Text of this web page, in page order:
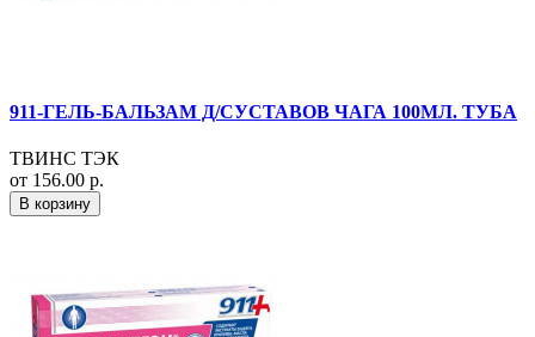
911-ГЕЛЬ-БАЛЬЗАМ Д/СУСТАВОВ ЧАГА 100МЛ. ТУБА
ТВИНС ТЭК
от 156.00 р.
В корзину